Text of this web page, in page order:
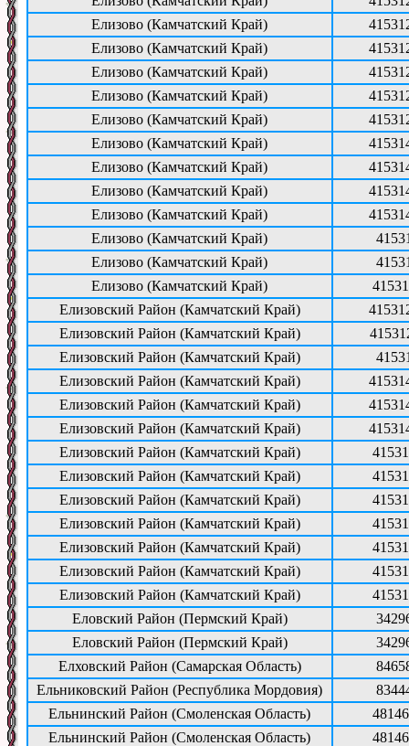
Елизово (Камчатский Край)
Елизово (Камчатский Край)
Елизово (Камчатский Край)
Елизово (Камчатский Край)
Елизово (Камчатский Край)
Елизово (Камчатский Край)
Елизово (Камчатский Край)
Елизово (Камчатский Край)
Елизово (Камчатский Край)
Елизово (Камчатский Край)
Елизово (Камчатский Край)
Елизово (Камчатский Край)
Елизовский Район (Камчатский Край)
Елизовский Район (Камчатский Край)
Елизовский Район (Камчатский Край)
Елизовский Район (Камчатский Край)
Елизовский Район (Камчатский Край)
Елизовский Район (Камчатский Край)
Елизовский Район (Камчатский Край)
Елизовский Район (Камчатский Край)
Елизовский Район (Камчатский Край)
Елизовский Район (Камчатский Край)
Елизовский Район (Камчатский Край)
Елизовский Район (Камчатский Край)
Елизовский Район (Камчатский Край)
Еловский Район (Пермский Край)
Еловский Район (Пермский Край)
Елховский Район (Самарская Область)
Ельниковский Район (Республика Мордовия)
Ельнинский Район (Смоленская Область)
Ельнинский Район (Смоленская Область)